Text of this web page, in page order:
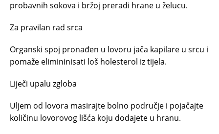
probavnih sokova i bržoj preradi hrane u želucu.
Za pravilan rad srca
Organski spoj pronađen u lovoru jača kapilare u srcu i
pomaže elimininisati loš holesterol iz tijela.
Liječi upalu zgloba
Uljem od lovora masirajte bolno područje i pojačajte
količinu lovorovog lišća koju dodajete u hranu.